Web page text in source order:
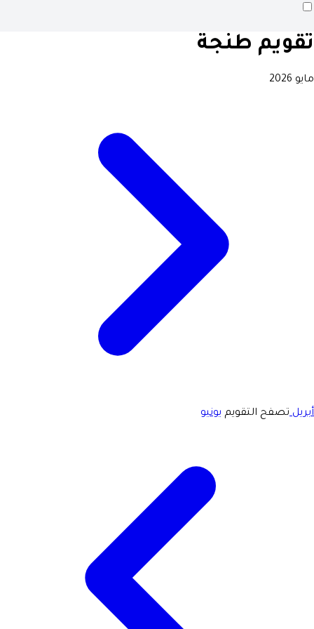
تقويم طنجة
مايو 2026
أبريلتصفح التقويم يونيو